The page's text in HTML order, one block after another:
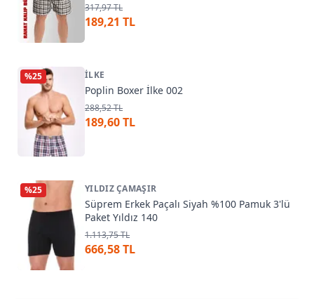
317,97 TL
189,21 TL
%25 İLKE
Poplin Boxer İlke 002
288,52 TL
189,60 TL
%25 YILDIZ ÇAMAŞIR
Süprem Erkek Paçalı Siyah %100 Pamuk 3'lü
Paket Yıldız 140
1.113,75 TL
666,58 TL